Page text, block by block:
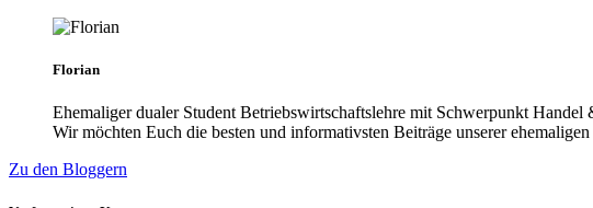
Florian
Ehemaliger dualer Student Betriebswirtschaftslehre mit Schwerpunkt Handel
Wir möchten Euch die besten und informativsten Beiträge unserer
Zu den Bloggern